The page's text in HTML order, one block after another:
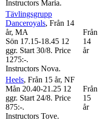
Instructors Maria.
Tävlingsgrupp
Danceroyals, Från 14
år, MA
Sön 17.15-18.45 12
ggr. Start 30/8. Price
1275:-.
Instructors Nova.
Från
14
år
Heels, Från 15 år, NF
Mån 20.40-21.25 12
ggr. Start 24/8. Price
875:-.
Instructors Tove.
Från
15
år